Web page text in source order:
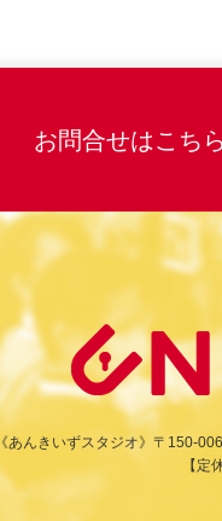
お問合せはこちら
《あんきいずスタジオ》 〒150-
【定